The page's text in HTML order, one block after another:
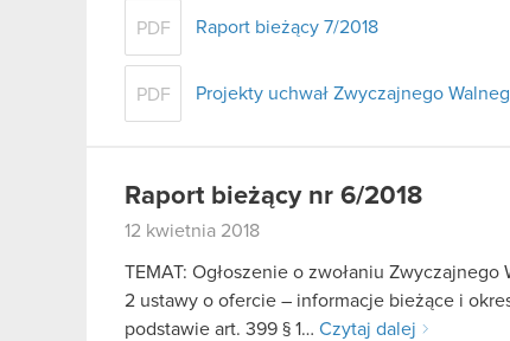
PDF Raport bieżący 7/2018
PDF Projekty uchwał Zwyczajnego
Raport bieżący nr 6/2018
12 kwietnia 2018
TEMAT: Ogłoszenie o zwołaniu
2 ustawy o ofercie – informacje bieżące i
podstawie art. 399 § 1… Czytaj dalej